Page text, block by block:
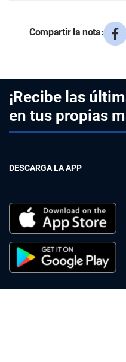
Compartir la nota:
¡Recibe las
en tus propias
DESCARGA LA APP